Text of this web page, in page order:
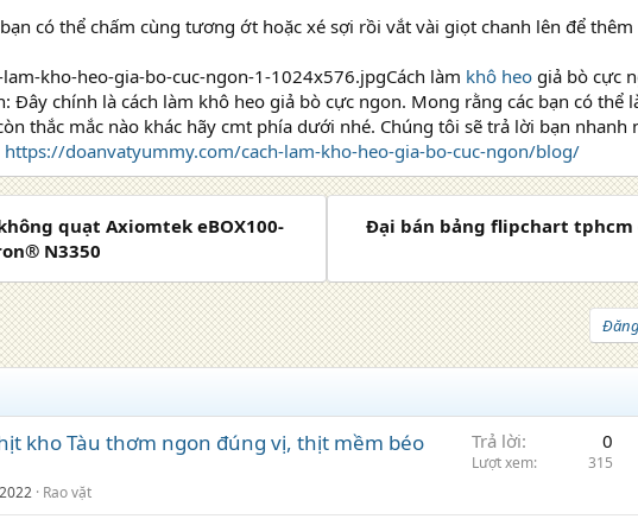
có thể chấm cùng tương ớt hoặc xé sợi rồi vắt vài giọt chanh lên để thêm
Cách làm khô heo giả bò cực
Đây chính là cách làm khô heo giả bò cực ngon. Mong rằng các bạn có
thắc mắc nào khác hãy cmt phía dưới nhé. Chúng tôi sẽ trả lời bạn nhanh
https://doanvatyummy.com/cach-lam-kho-heo-gia-bo-cuc-ngon/blog/
quạt Axiomtek eBOX100-
N3350
Đại bán bảng flipchart tphcm
kho Tàu thơm ngon đúng vị, thịt mềm béo
Rao vặt
Trả lời 0
Lượt xem 315